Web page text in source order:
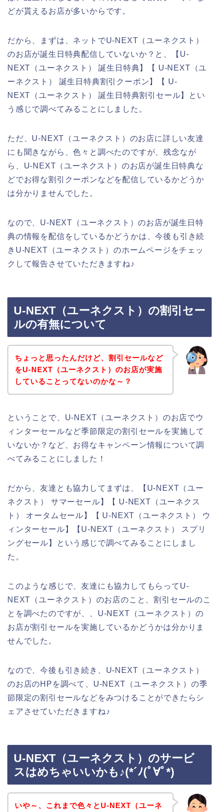
どが貰えるお店が多いからです。
だから、まずは、ネットでU-NEXT（ユーネクスト）
のお店が誕生日特典配信していないか？と、【U-
NEXT（ユーネクスト） 誕生日特典】【 U-NEXT（ユ
ーネクスト） 誕生日特典割引クーポン】【 U-
NEXT（ユーネクスト） 誕生日特典割引セール】とい
う感じで調べてみることにしました。
ただ、U-NEXT（ユーネクスト）のお店に詳しい友達
にも聞きながら、色々と調べたのですが、残念なが
ら、U-NEXT（ユーネクスト）のお店が誕生日特典な
どでお得な割引クーポンなどを配信しているかどうか
は分かりませんでした。
なので、U-NEXT（ユーネクスト）のお店が誕生日特
典の情報を配信をしているかどうかは、今後も引き続
きU-NEXT（ユーネクスト）のホームページをチェッ
クして報告させていただきますね♪
U-NEXT（ユーネクスト）の割引セー
ルの有無について
ちょっと思ったんだけど、割引セールなど
をU-NEXT（ユーネクスト）のお店が実施
していることってないのかな～？
ということで、U-NEXT（ユーネクスト）のお店でウ
ィンターセールなど季節限定の割引セールを実施して
いないか？など、お得なキャンペーン情報について調
べてみることにしました！
だから、友達とも協力してまずは、【U-NEXT（ユー
ネクスト） サマーセール】【 U-NEXT（ユーネクス
ト） オータムセール】【 U-NEXT（ユーネクスト） ウ
ィンターセール】【U-NEXT（ユーネクスト） スプリ
ングセール】という感じで調べてみることにしまし
た。
このような感じで、友達にも協力してもらってU-
NEXT（ユーネクスト）のお店のこと、割引セールのこ
とを調べたのですが、、U-NEXT（ユーネクスト）の
お店が割引セールを実施しているかどうかは分かりま
せんでした。
なので、今後も引き続き、U-NEXT（ユーネクスト）
のお店のHPを調べて、U-NEXT（ユーネクスト）の季
節限定の割引セールなどをみつけることができたらシ
ェアさせていただきますね♪
U-NEXT（ユーネクスト）のサービ
スはめちゃいいかも♪(*´ﾉ(ﾟ∀ﾟ*)
いや～、これまで色々とU-NEXT（ユーネ